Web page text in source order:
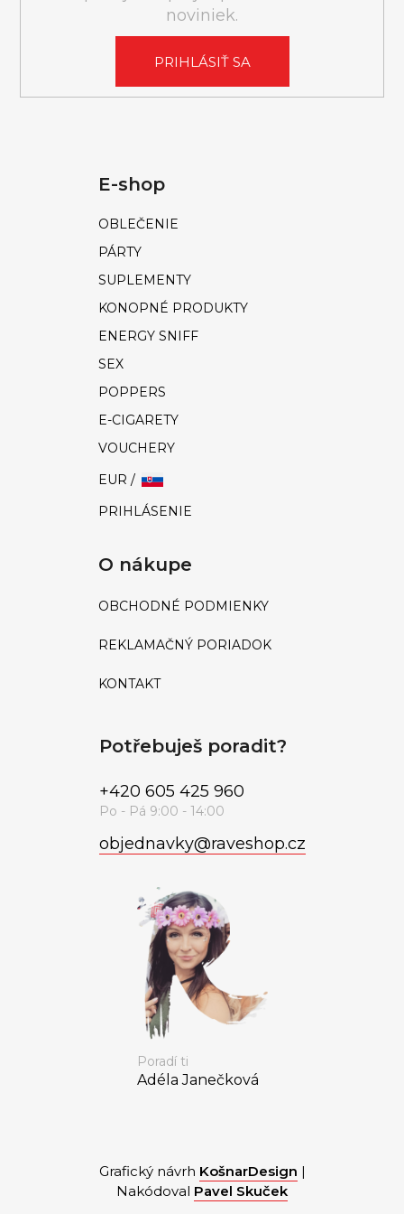
i
s
u
noviniek.
PRIHLÁSIŤ SA
E-shop
OBLEČENIE
PÁRTY
SUPLEMENTY
KONOPNÉ PRODUKTY
ENERGY SNIFF
SEX
POPPERS
E-CIGARETY
VOUCHERY
EUR /
PRIHLÁSENIE
O nákupe
OBCHODNÉ PODMIENKY
REKLAMAČNÝ PORIADOK
KONTAKT
Potřebuješ poradit?
objednavky@raveshop.cz
+420 605 425 960
Poradí ti
Adéla Janečková
Grafický návrh KošnarDesign |
Nakódoval Pavel Skuček